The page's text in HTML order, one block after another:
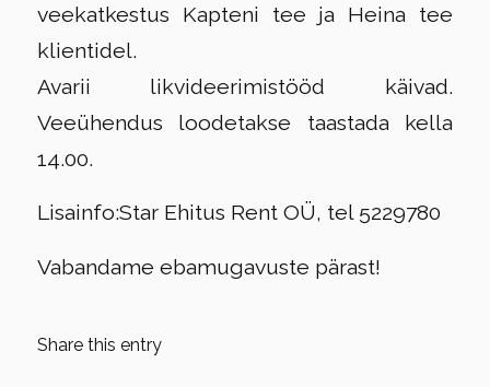
veekatkestus Kapteni tee ja Heina tee
klientidel.
Avarii likvideerimistööd käivad.
Veeühendus loodetakse taastada kella
14.00.
Lisainfo:Star Ehitus Rent OÜ, tel 5229780
Vabandame ebamugavuste pärast!
Share this entry